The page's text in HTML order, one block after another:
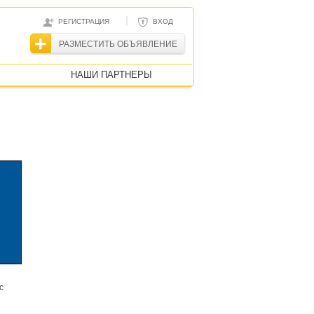
РЕГИСТРАЦИЯ | ВХОД
РАЗМЕСТИТЬ ОБЪЯВЛЕНИЕ
НАШИ ПАРТНЕРЫ